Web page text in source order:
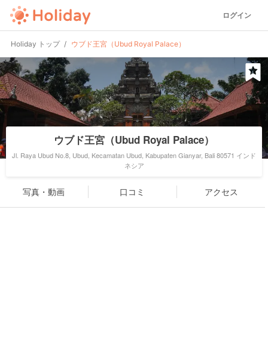
ログイン
Holiday トップ ウブド王宮（Ubud Royal Palace）
ウブド王宮（Ubud Royal Palace）
Jl. Raya Ubud No.8, Ubud, Kecamatan Ubud, Kabupaten Gianyar, Bali 80571 インド
ネシア
写真・動画 口コミ アクセス